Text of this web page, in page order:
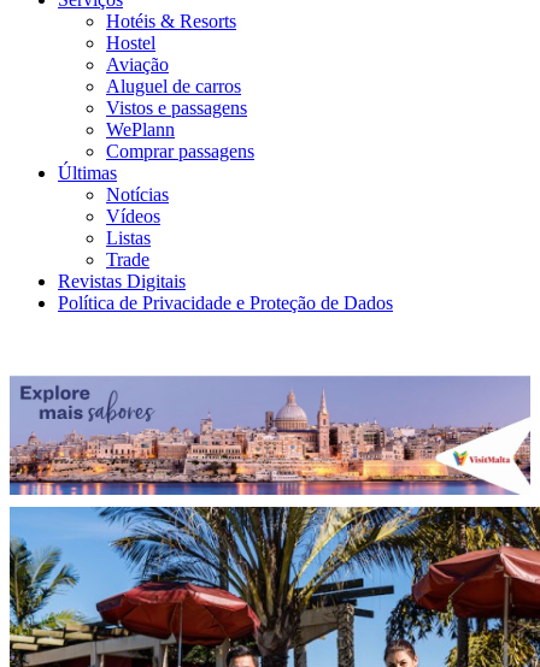
Hotéis & Resorts
Hostel
Aviação
Aluguel de carros
Vistos e passagens
WePlann
Comprar passagens
Últimas
Notícias
Vídeos
Listas
Trade
Revistas Digitais
Política de Privacidade e Proteção de Dados